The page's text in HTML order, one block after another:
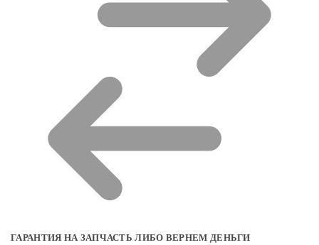
ГАРАНТИЯ НА ЗАПЧАСТЬ ЛИБО ВЕРНЕМ ДЕНЬГИ